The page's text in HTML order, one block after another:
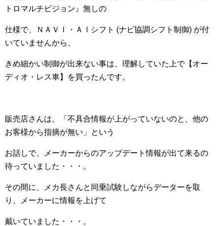
トロマルチビジョン』無しの
仕様で、ＮＡＶＩ・ＡＩシフト (ナビ協調シフト制御) が付
いていませんから、
きめ細かい制御が出来ない事は、理解していた上で【オー
ディオ・レス車】を買ったんです。
販売店さんは、「不具合情報が上がっていないのと、他の
お客様から指摘が無い」という
お話しで、メーカーからのアップデート情報が出て来るの
待っていました・・・。
その間に、メカ長さんと同乗試験しながらデーターを取
り、メーカーに情報を上げて
戴いていました・・・。